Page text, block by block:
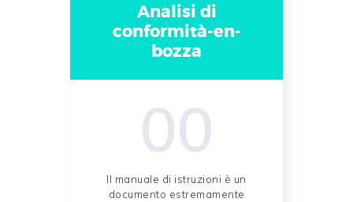
Analisi di
conformità-en-
bozza
00
Il manuale di istruzioni è un
documento estremamente